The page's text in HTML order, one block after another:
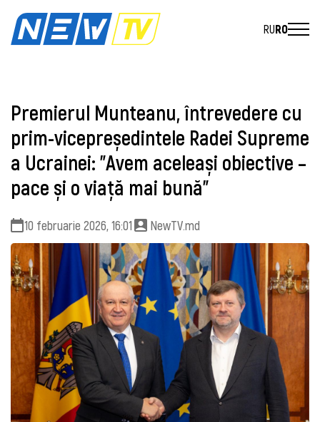
RURO
Premierul Munteanu, întrevedere cu
prim-vicepreședintele Radei Supreme
a Ucrainei: "Avem aceleași obiective –
pace și o viață mai bună"
10 februarie 2026, 16:01 NewTV.md